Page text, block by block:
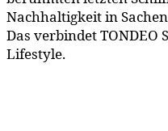
Nachhaltigkeit in
Das verbindet TONDEO
Lifestyle.